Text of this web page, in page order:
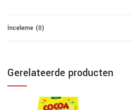
İnceleme (0)
Gerelateerde producten